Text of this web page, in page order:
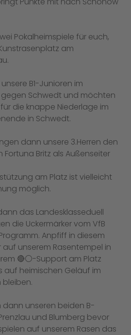
Pokalheimspiele für euch,
am
B1-Junioren im
Schwedt und möchten
die knappe Niederlage im
in Schwedt.
dann unsere 3.Herren den
Fortuna Britz als Außenseiter
am Platz ist vielleicht
möglich.
das Landesklasseduell
die Uckermärker vom VfB
Anpfiff in diesem
auf unserem Rasentempel in
🔴⚪️-Support am Platz
auf heimischen Geläuf im
dann unseren beiden B-
und Blumberg bevor
auf unserem Rasen das